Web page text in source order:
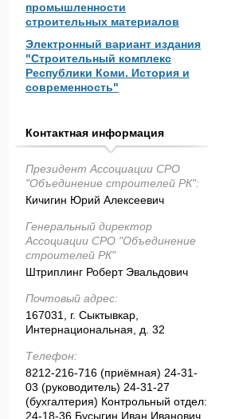
промышленности
строительных материалов
Электронный вариант издания
"Строительный комплекс
Республики Коми. История и
современность"
Контактная информация
Президент Ассоциации СРО
"Объединение строителей РК":
Кичигин Юрий Алексеевич
Генеральный директор
Ассоциации СРО "Объединение
строителей РК"
Штриплинг Роберт Эвальдович
Почтовый адрес:
167031, г. Сыктывкар,
Интернациональная, д. 32
Телефон:
8212-216-716 (приёмная) 24-31-
03 (руководитель) 24-31-27
(бухгалтерия) Контрольный отдел:
24-18-36 Бусыгин Иван Иванович